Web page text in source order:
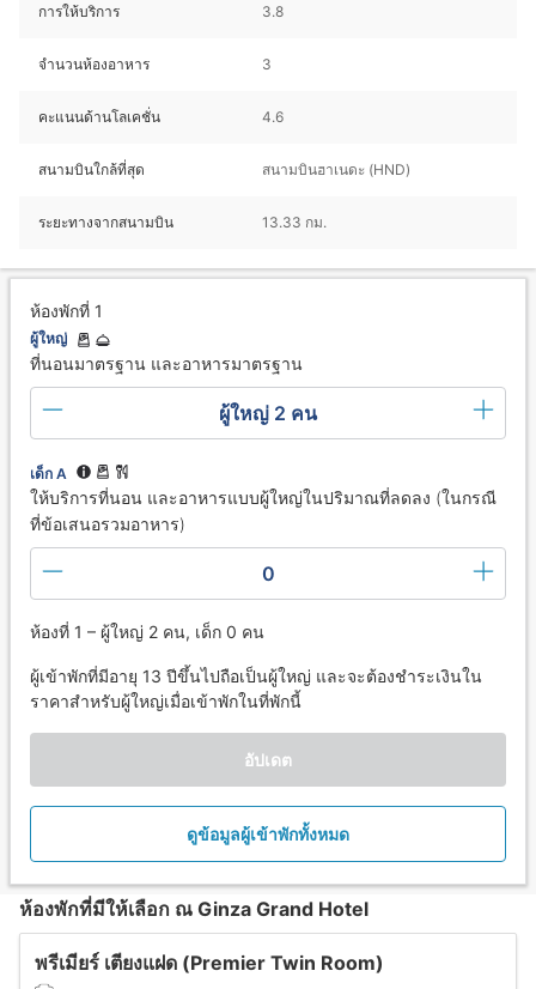
การให้บริการ 3.8
จำนวนห้องอาหาร 3
คะแนนด้านโลเคชั่น 4.6
สนามบินใกล้ที่สุด สนามบินฮาเนดะ (HND)
ระยะทางจากสนามบิน 13.33 กม.
ห้องพักที่ 1
ผู้ใหญ่
ที่นอนมาตรฐาน และอาหารมาตรฐาน
ผู้ใหญ่ 2 คน
เด็ก A
ให้บริการที่นอน และอาหารแบบผู้ใหญ่ในปริมาณที่ลดลง (ในกรณี
ที่ข้อเสนอรวมอาหาร)
0
ห้องที่ 1 – ผู้ใหญ่ 2 คน, เด็ก 0 คน
ผู้เข้าพักที่มีอายุ 13 ปีขึ้นไปถือเป็นผู้ใหญ่ และจะต้องชำระเงินใน
ราคาสำหรับผู้ใหญ่เมื่อเข้าพักในที่พักนี้
อัปเดต
ดูข้อมูลผู้เข้าพักทั้งหมด
ห้องพักที่มีให้เลือก ณ Ginza Grand Hotel
พรีเมียร์ เตียงแฝด (Premier Twin Room)